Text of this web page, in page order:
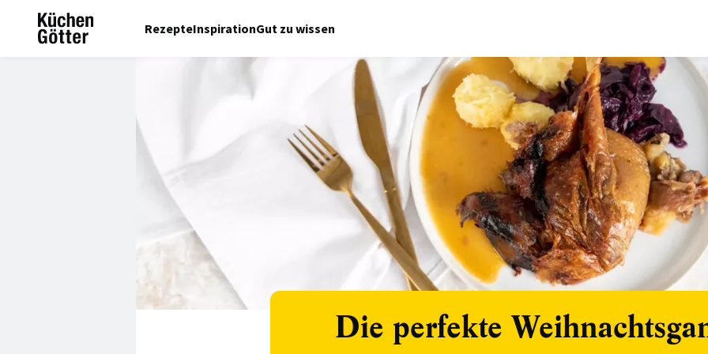
RezepteInspirationGut zu wissen
Die perfekte